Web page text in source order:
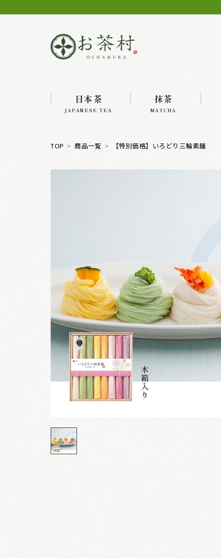
日本茶
JAPANESE TEA
抹茶
MATCHA
TOP 商品一覧 【特別価格】いろどり三輪素麺